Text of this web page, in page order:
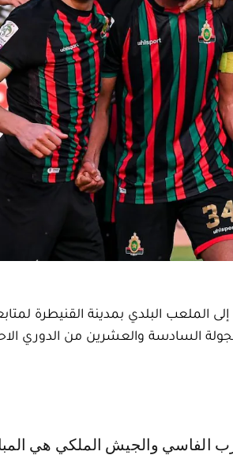
أنظار عشاق البطولة الإحترافية لكرة القدم، مساء الأحد 21 أبريل 2024، إلى الملعب البلدي بمدينة
السادسة والعشرين من الدوري